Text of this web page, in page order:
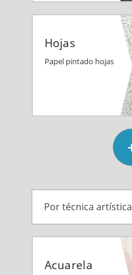
Hojas
Papel pintado hojas
Por técnica artística
Acuarela